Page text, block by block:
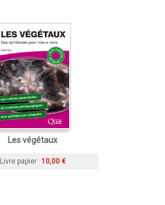
Les végétaux
Livre papier 10,00 €